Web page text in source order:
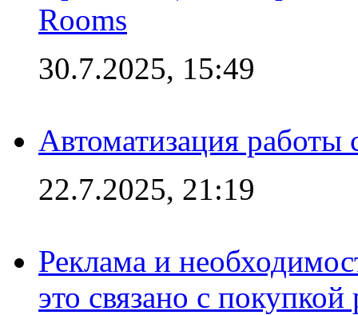
Rooms
30.7.2025, 15:49
Автоматизация работы
22.7.2025, 21:19
Реклама и
это связано с покупкой